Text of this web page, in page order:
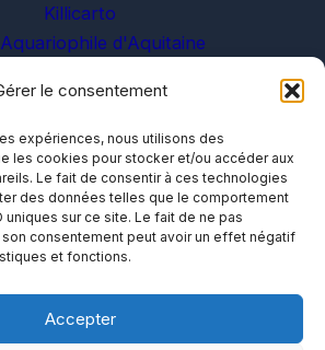
le consentement
expériences, nous utilisons des
les cookies pour stocker et/ou accéder aux
Le fait de consentir à ces technologies
des données telles que le comportement
uniques sur ce site. Le fait de ne pas
consentement peut avoir un effet négatif
et fonctions.
Accepter
Killicarto
d'Aquitaine
A propos
Me contacter